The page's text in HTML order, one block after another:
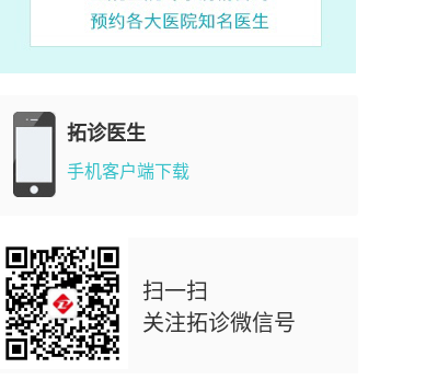
拓诊医生
手机客户端下载
扫一扫
关注拓诊微信号